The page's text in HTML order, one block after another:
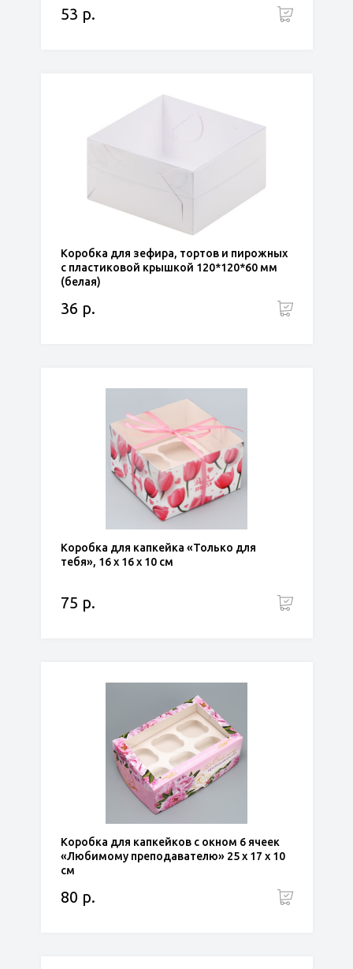
53 р.
Коробка для зефира, тортов и пирожных
с пластиковой крышкой 120*120*60 мм
(белая)
36 р.
Коробка для капкейка «Только для
тебя», 16 х 16 х 10 см
75 р.
Коробка для капкейков с окном 6 ячеек
«Любимому преподавателю» 25 х 17 х 10
см
80 р.